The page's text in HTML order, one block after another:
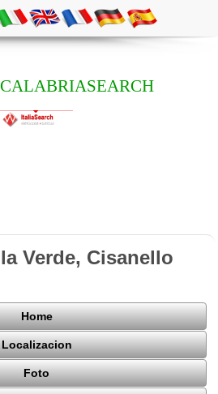
CALABRIASEARCH
Verde, Cisanello
Home
Localizacion
Foto